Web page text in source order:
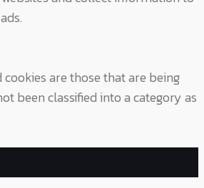
are those that are being
been classified into a category as